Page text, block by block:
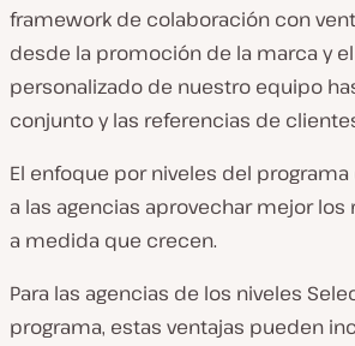
framework de colaboración con
desde la promoción de la marca y
personalizado de nuestro equipo
conjunto y las referencias de
El enfoque por niveles del
a las agencias aprovechar mejor los
a medida que crecen.
Para las agencias de los niveles
programa, estas ventajas pueden